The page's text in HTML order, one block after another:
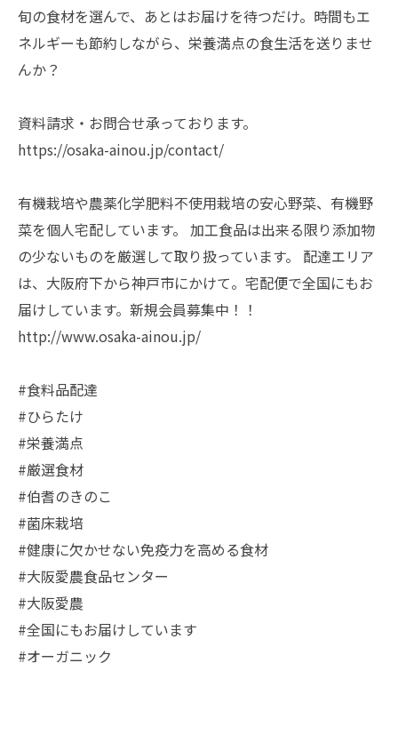
旬の食材を選んで、あとはお届けを待つだけ。時間もエ
ネルギーも節約しながら、栄養満点の食生活を送りませ
んか？
資料請求・お問合せ承っております。
https://osaka-ainou.jp/contact/
有機栽培や農薬化学肥料不使用栽培の安心野菜、有機野
菜を個人宅配しています。 加工食品は出来る限り添加物
の少ないものを厳選して取り扱っています。 配達エリア
は、大阪府下から神戸市にかけて。宅配便で全国にもお
届けしています。新規会員募集中！！
http://www.osaka-ainou.jp/
#食料品配達
#ひらたけ
#栄養満点
#厳選食材
#伯耆のきのこ
#菌床栽培
#健康に欠かせない免疫力を高める食材
#大阪愛農食品センター
#大阪愛農
#全国にもお届けしています
#オーガニック